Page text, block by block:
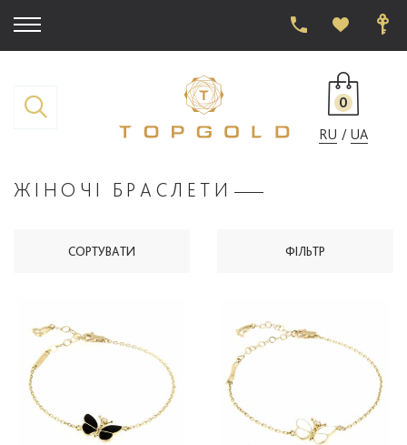
0
RU
UA
ЖІНОЧІ БРАСЛЕТИ
СОРТУВАТИ ФІЛЬТР